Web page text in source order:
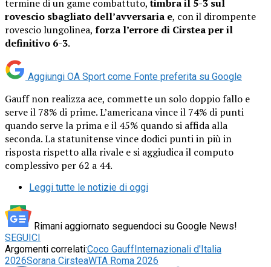
termine di un game combattuto,timbra il 5-3 sul
rovescio sbagliato dell’avversaria e, con il dirompente
rovescio lungolinea, forza l’errore di Cirstea per il
definitivo 6-3.
Aggiungi OA Sport come Fonte preferita su Google
Gauff non realizza ace, commette un solo doppio fallo e
serve il 78% di prime. L’americana vince il 74% di punti
quando serve la prima e il 45% quando si affida alla
seconda. La statunitense vince dodici punti in più in
risposta rispetto alla rivale e si aggiudica il computo
complessivo per 62 a 44.
Leggi tutte le notizie di oggi
Rimani aggiornato seguendoci su Google News!
SEGUICI
Argomenti correlati:Coco GauffInternazionali d'Italia
2026Sorana CirsteaWTA Roma 2026